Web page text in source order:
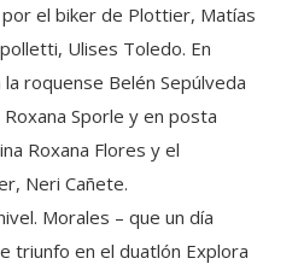
Ulises Toledo. En
roquense Belén Sepúlveda
Sporle y en posta
Roxana Flores y el
Neri Cañete.
Morales – que un día
triunfo en el duatlón Explora
marcar el ritmo y tuvo el